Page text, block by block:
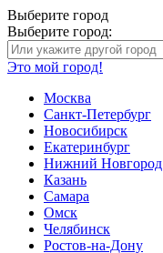
Выберите город
Выберите город:
Это мой город!
Москва
Санкт-Петербург
Новосибирск
Екатеринбург
Нижний Новгород
Казань
Самара
Омск
Челябинск
Ростов-на-Дону